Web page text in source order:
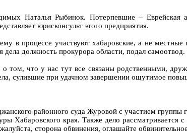
Наталья Рыбинок. Потерпевшие – Еврейская
юрисконсульт этого предприятия.
в процессе участвуют хабаровские, а не
должность прокурора области, подал самоотвод.
том, что у нас тут все связаны родственными,
сулившие при удачном завершении ощутимое
районного суда Журовой с участием
Хабаровского края. Также дело
сторона обвинения, оглашайте